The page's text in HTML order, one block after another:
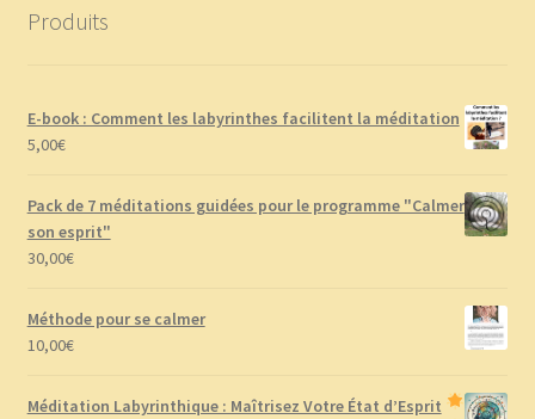
Produits
E-book : Comment les labyrinthes facilitent la méditation
5,00€
Pack de 7 méditations guidées pour le programme "Calmer
son esprit"
30,00€
Méthode pour se calmer
10,00€
Méditation Labyrinthique : Maîtrisez Votre État d’Esprit